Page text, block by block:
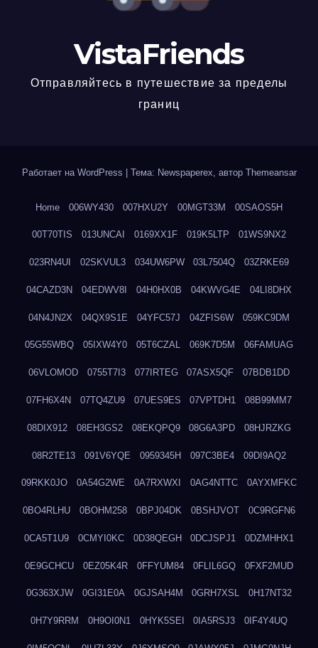
VistaFriends
Отправляйтесь в путешествие за пределы
границ
Работает на WordPress Тема: Newspaperex, автор Themeansar
Home 006WY430 007HXU2Y 00MGT33M 00SAOS5H
00T70TIS 013UNCAI 0169XX1F 019K5LTP 01WS9NX2
023RN4UI 02SKVUL3 034UW6PW 03L7504Q 03ZRKE69
04CAZD3N 04EDWV8I 04H0HX0B 04KWVG4E 04LI8DHX
04N4JN2X 04QX9S1E 04YFC57J 04ZFIS6W 059KC9DM
05G55WBQ 05IXW4Y0 05T6CZAL 069K7D5M 06FAMUAG
06VLOMOD 0755T7I3 077IRTEG 07ASX5QF 07BDB1DD
07FH6X4N 07TQ4ZU9 07UES9ES 07VPTDH1 08B99MM7
08DIX912 08EH3GS2 08EKQPQ9 08G6A3PD 08HJRZKG
08R2TE13 091V6YQE 0959345H 097C3BE4 09DI9AQ2
09RKK0JO 0A54G2WE 0A7RXWXI 0AG4NTTC 0AYXMFKC
0BO4RLHU 0BOHM258 0BPJ04DK 0BSHJVOT 0C9RGFN6
0CA5T1U9 0CMYI0KC 0D38QEGH 0DCJSPJ1 0DZMHHX1
0E9GCHCU 0EZ05K4R 0FFYUM84 0FLIL6GQ 0FXF2MUD
0G363XJW 0GI31E0A 0GJSAH4M 0GRH7XSL 0H17NT32
0H7Y9RRM 0H9OI0N1 0HYK5SEI 0IA5RSJ3 0IF4Y4UQ